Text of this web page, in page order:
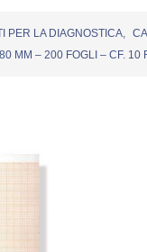
PER LA DIAGNOSTICA
MM – 200 FOGLI – CF. 10